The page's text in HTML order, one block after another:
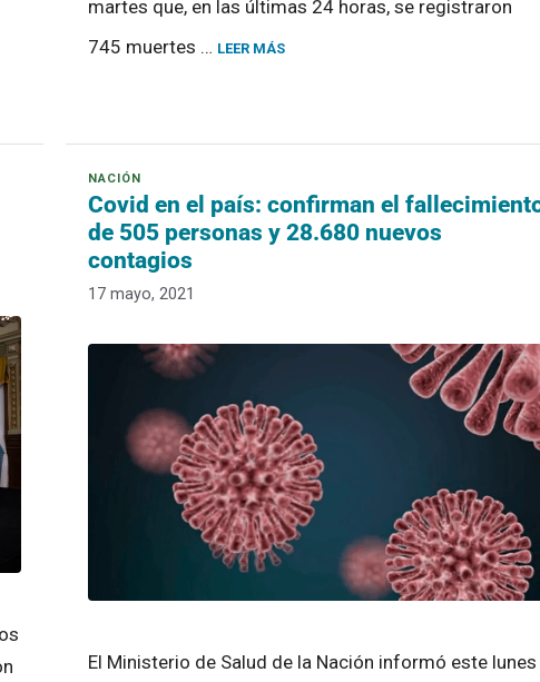
martes que, en las últimas 24 horas, se registraron
745 muertes … LEER MÁS
Covid en el país: confirman el
de 505 personas y 28.680 nuevos
contagios
17 mayo, 2021
El Ministerio de Salud de la Nación informó este lunes